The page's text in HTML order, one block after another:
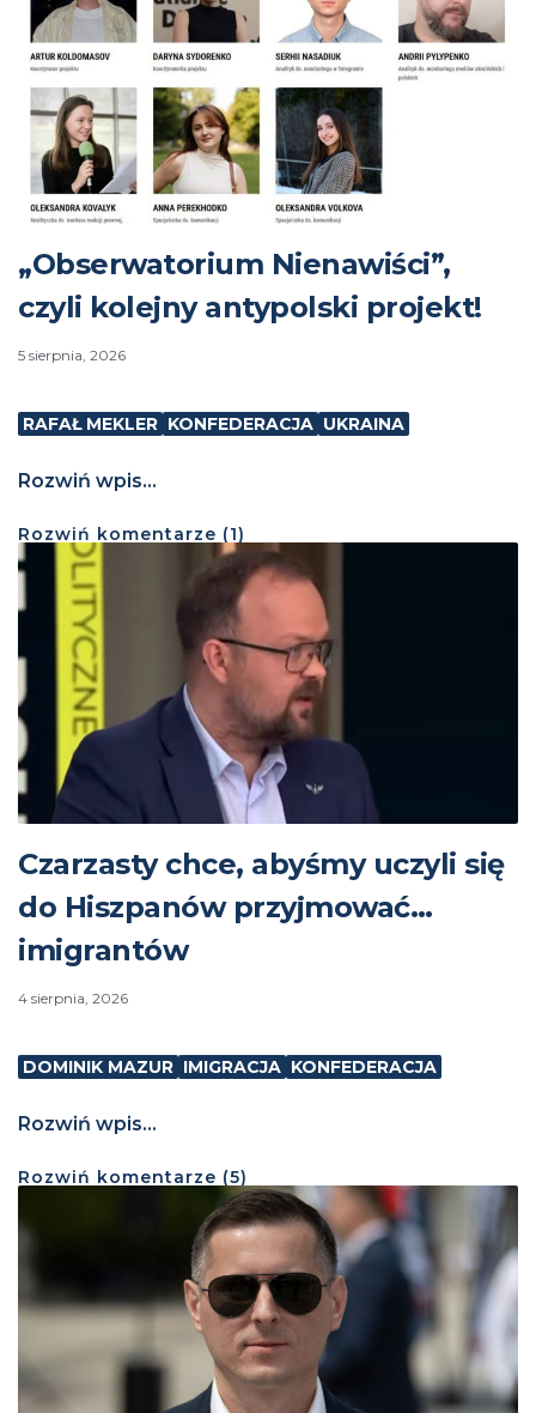
„Obserwatorium Nienawiści”,
czyli kolejny antypolski projekt!
5 sierpnia, 2026
RAFAŁ MEKLER KONFEDERACJA UKRAINA
Rozwiń wpis...
Rozwiń komentarze (1)
Czarzasty chce, abyśmy uczyli się
do Hiszpanów przyjmować…
imigrantów
4 sierpnia, 2026
DOMINIK MAZUR IMIGRACJA KONFEDERACJA
Rozwiń wpis...
Rozwiń komentarze (5)